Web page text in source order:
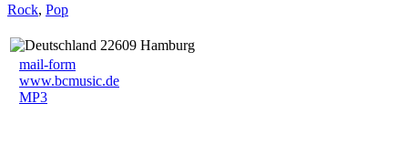
Rock, Pop
22609 Hamburg
mail-form
www.bcmusic.de
MP3